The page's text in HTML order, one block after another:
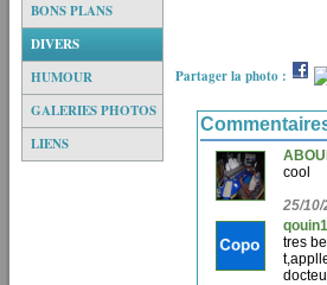
BONS PLANS
DIVERS
HUMOUR
GALERIES PHOTOS
LIENS
Partager la photo :
cool
25/10/
tres